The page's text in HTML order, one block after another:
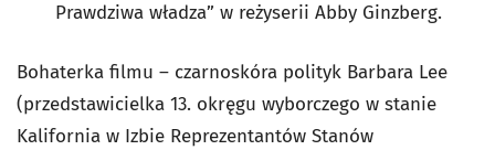
Prawdziwa władza” w reżyserii Abby Ginzberg.
Bohaterka filmu – czarnoskóra polityk Barbara Lee
(przedstawicielka 13. okręgu wyborczego w stanie
Kalifornia w Izbie Reprezentantów Stanów